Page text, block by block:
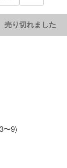
売り切れました
〜9)